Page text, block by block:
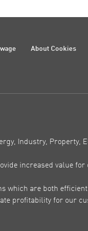
About Cookies
Industry, Property,
increased value
which are both
profitability for our